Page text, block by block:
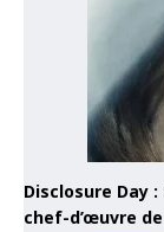
Disclosure Day
chef-d’œuvre